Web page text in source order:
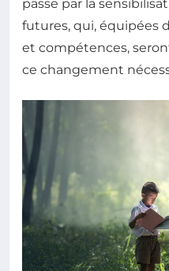
passe par la
futures, qui, équipées
et compétences,
ce changement